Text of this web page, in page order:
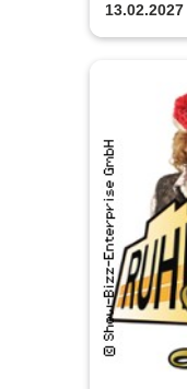
13.02.2027